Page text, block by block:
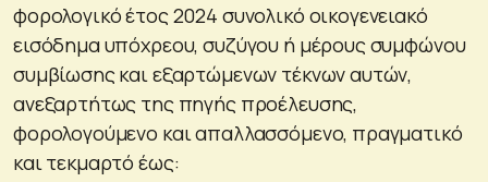
φορολογικό έτος 2024 συνολικό οικογενειακό
εισόδημα υπόχρεου, συζύγου ή μέρους συμφώνου
συμβίωσης και εξαρτώμενων τέκνων αυτών,
ανεξαρτήτως της πηγής προέλευσης,
φορολογούμενο και απαλλασσόμενο, πραγματικό
και τεκμαρτό έως: